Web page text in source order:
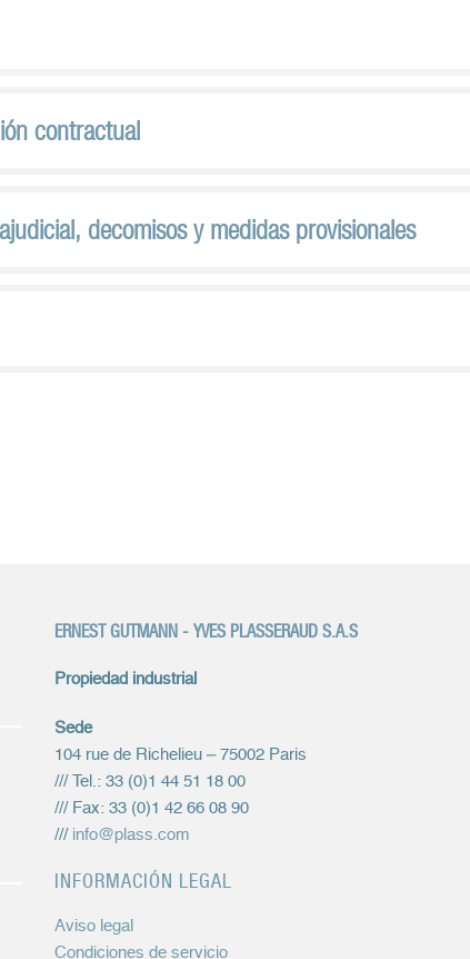
contractual
decomisos y medidas provisionales
ERNEST GUTMANN - YVES PLASSERAUD S.A.S
Propiedad industrial
Sede
104 rue de Richelieu – 75002 Paris
/// Tel.: 33 (0)1 44 51 18 00
/// Fax: 33 (0)1 42 66 08 90
/// info@plass.com
INFORMACIÓN LEGAL
Aviso legal
Condiciones de servicio